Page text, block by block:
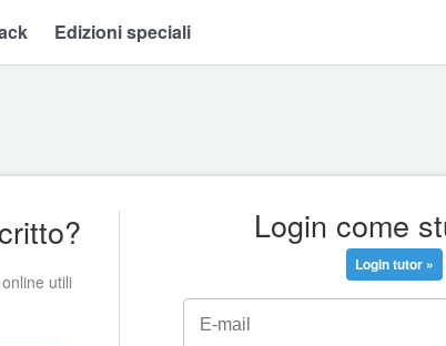
Edizioni speciali
Login come
Login tutor »
utili